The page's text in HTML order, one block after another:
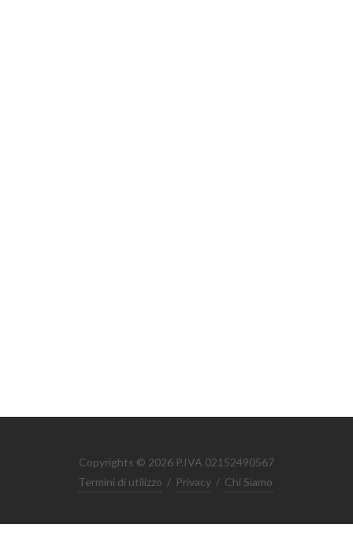
Copyrights © 2026 P.IVA 02152490567
Termini di utilizzo / Privacy / Chi Siamo